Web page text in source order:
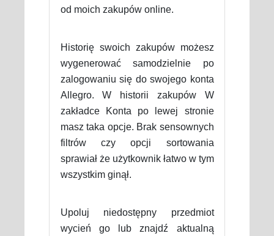
od moich zakupów online.
Historię swoich zakupów możesz
wygenerować samodzielnie po
zalogowaniu się do swojego konta
Allegro. W historii zakupów W
zakładce Konta po lewej stronie
masz taka opcje. Brak sensownych
filtrów czy opcji sortowania
sprawiał że użytkownik łatwo w tym
wszystkim ginął.
Upoluj niedostępny przedmiot
wycień go lub znajdź aktualną